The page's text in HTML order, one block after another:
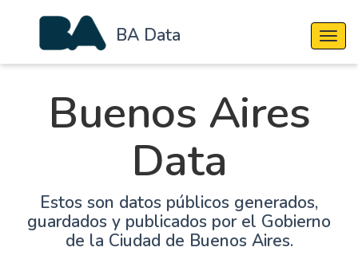
BA Data
Buenos Aires
Data
Estos son datos públicos generados,
guardados y publicados por el Gobierno
de la Ciudad de Buenos Aires.